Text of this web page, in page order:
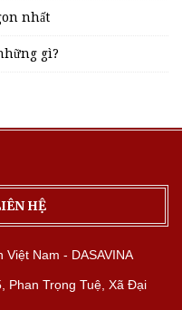
nhất
gì?
HỆ
Nam - DASAVINA
Phan Trọng Tuệ, Xã Đại